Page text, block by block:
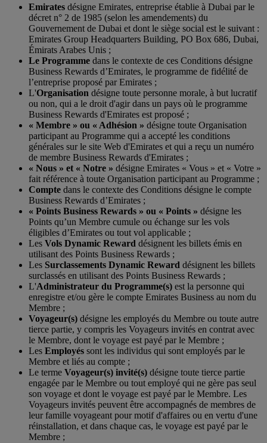
Emirates désigne Emirates, entreprise établie à Dubai par le
décret n° 2 de 1985 (selon les amendements) du
Gouvernement de Dubai et dont le siège social est le suivant :
Emirates Group Headquarters Building, PO Box 686, Dubai,
Émirats Arabes Unis ;
Le Programme dans le contexte de ces Conditions désigne
Business Rewards d’Emirates, le programme de fidélité de
l’entreprise proposé par Emirates ;
L'Organisation désigne toute personne morale, à but lucratif
ou non, qui a le droit d'agir dans un pays où le programme
Business Rewards d'Emirates est proposé ;
« Membre » ou « Adhésion » désigne toute Organisation
participant au Programme qui a accepté les conditions
générales sur le site Web d'Emirates et qui a reçu un numéro
de membre Business Rewards d'Emirates ;
« Nous » et « Notre » désigne Emirates « Vous » et « Votre »
fait référence à toute Organisation participant au Programme ;
Compte dans le contexte des Conditions désigne le compte
Business Rewards d’Emirates ;
« Points Business Rewards » ou « Points » désigne les
Points qu’un Membre cumule ou échange sur les vols
éligibles d’Emirates ou tout vol applicable ;
Les Vols Dynamic Reward désignent les billets émis en
utilisant des Points Business Rewards ;
Les Surclassements Dynamic Reward désignent les billets
surclassés en utilisant des Points Business Rewards ;
L'Administrateur du Programme(s) est la personne qui
enregistre et/ou gère le compte Emirates Business au nom du
Membre ;
Voyageur(s) désigne les employés du Membre ou toute autre
tierce partie, y compris les Voyageurs invités en contrat avec
le Membre, dont le voyage est payé par le Membre ;
Les Employés sont les individus qui sont employés par le
Membre et liés au compte ;
Le terme Voyageur(s) invité(s) désigne toute tierce partie
engagée par le Membre ou tout employé qui ne gère pas seul
son voyage et dont le voyage est payé par le Membre. Les
Voyageurs invités peuvent être accompagnés de membres de
leur famille voyageant pour motif d'affaires ou en vertu d'une
réinstallation, et dans chaque cas, le voyage est payé par le
Membre ;